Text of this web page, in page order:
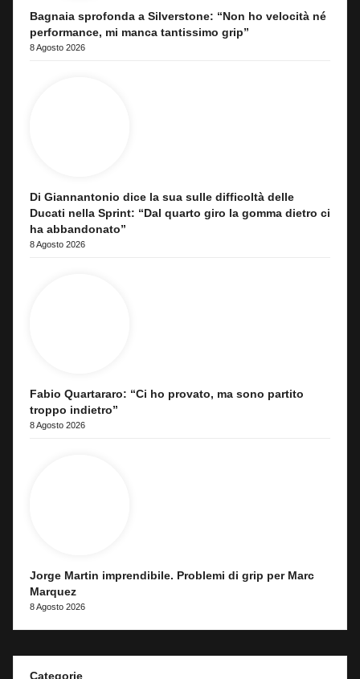
Bagnaia sprofonda a Silverstone: “Non ho velocità né
performance, mi manca tantissimo grip”
8 Agosto 2026
Di Giannantonio dice la sua sulle difficoltà delle
Ducati nella Sprint: “Dal quarto giro la gomma dietro ci
ha abbandonato”
8 Agosto 2026
Fabio Quartararo: “Ci ho provato, ma sono partito
troppo indietro”
8 Agosto 2026
Jorge Martin imprendibile. Problemi di grip per Marc
Marquez
8 Agosto 2026
Categorie